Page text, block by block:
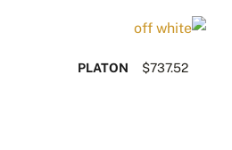
$737.52
PLATON